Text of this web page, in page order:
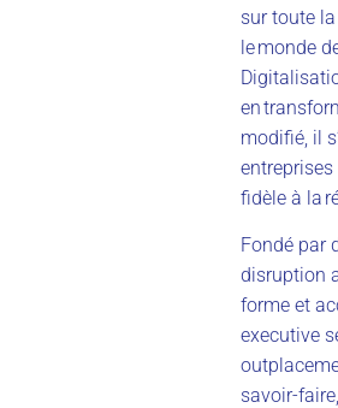
sur toute
le monde
en
modifié, il
fidèle à la
Fondé par
disruption
forme et
executive
savoir-